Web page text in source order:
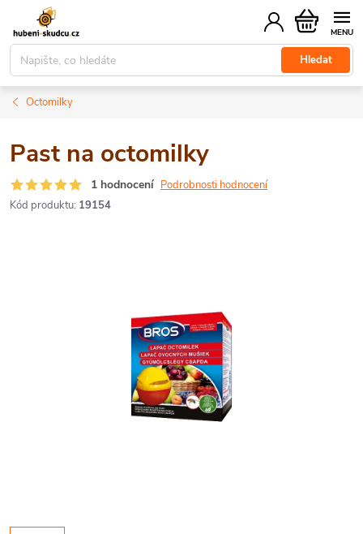
obsah
Hledat
Nákupní
košík
Octomilky
Past na octomilky
1 hodnocení Podrobnosti hodnocení
Kód produktu: 19154